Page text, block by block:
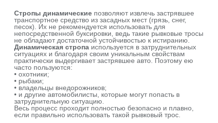
Стропы динамические позволяют извлечь застрявшее
транспортное средство из засадных мест (грязь, снег,
песок). Их не рекомендуется использовать для
непосредственной буксировки, ведь такие рывковые тросы
не обладают достаточной устойчивостью к истиранию.
Динамическая стропа используется в затруднительных
ситуациях и благодаря своим уникальным свойствам
практически выдергивает застрявшее авто. Поэтому ею
часто пользуются:
• охотники;
• рыбаки;
• владельцы внедорожников;
• и другие автомобилисты, которые могут попасть в
затруднительную ситуацию.
Весь процесс проходит полностью безопасно и плавно,
если правильно использовать такой рывковый трос.